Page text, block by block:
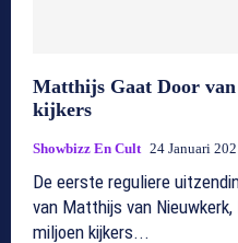
Matthijs Gaat Door
kijkers
Showbizz En Cult 24 Januari
De eerste reguliere
van Matthijs van
miljoen kijkers...